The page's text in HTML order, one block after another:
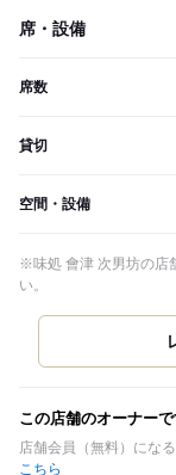
席・設備
席数
貸切
空間・設備
※味処 會津 次男坊の店
い。
この店舗のオーナーで
店舗会員（無料）にな
こちら